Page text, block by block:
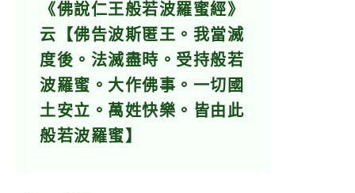
《佛說仁王般若波羅蜜經》
云【佛告波斯匿王。我當滅
度後。法滅盡時。受持般若
波羅蜜。大作佛事。一切國
土安立。萬姓快樂。皆由此
般若波羅蜜】